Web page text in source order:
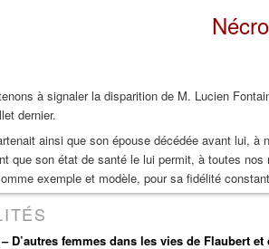
à signaler la disparition de M. Lucien
dernier.
ainsi que son épouse décédée avant lui,
que son état de santé le lui permit, à toutes
exemple et modèle, pour sa fidélité
D’autres femmes dans les vies de Flaubert et